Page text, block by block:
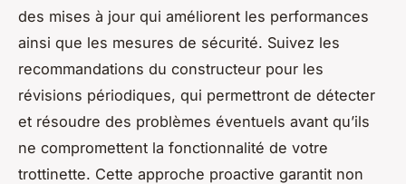
des mises à jour qui améliorent les performances
ainsi que les mesures de sécurité. Suivez les
recommandations du constructeur pour les
révisions périodiques, qui permettront de détecter
et résoudre des problèmes éventuels avant qu’ils
ne compromettent la fonctionnalité de votre
trottinette. Cette approche proactive garantit non